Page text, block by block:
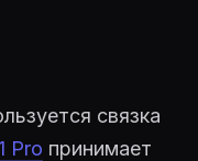
связка
Pro принимает